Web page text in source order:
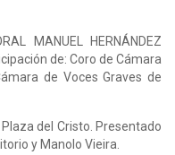
MANUEL HERNÁNDEZ
de: Coro de Cámara
de Voces Graves de
Plaza del Cristo. Presentado
y Manolo Vieira.